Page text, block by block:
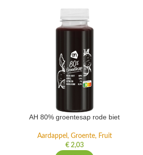
AH 80% groentesap rode biet
Aardappel, Groente, Fruit
€2,03